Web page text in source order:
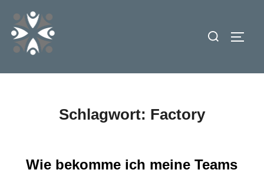
Inhalt
springen
Suchen
Schlagwort: Factory
Wie bekomme ich meine Teams